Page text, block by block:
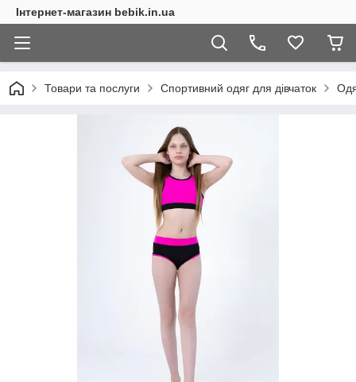
Інтернет-магазин bebik.in.ua
Товари та послуги Спортивний одяг для дівчаток